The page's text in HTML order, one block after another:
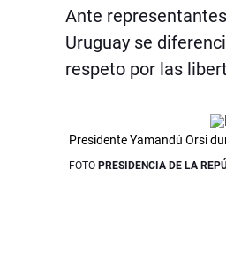
Ante
Uruguay se
respeto por las
Presidente Yamandú Orsi
FOTO PRESIDENCIA DE LA